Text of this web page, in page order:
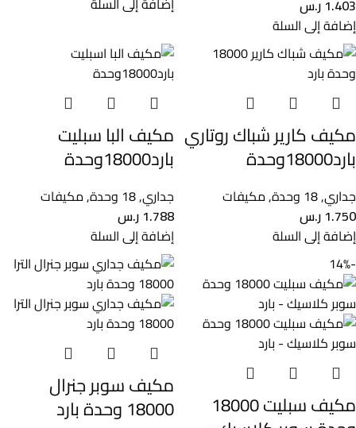
1.403 ر.س
إضافة إلى السلة
مكيف كارير شباك روتاري
بارد18000وحدة
جداري,18 وحدة ,مكيفات
1.750 ر.س
إضافة إلى السلة
مكيف البا سبليت
بارد18000وحدة
جداري,18 وحدة ,مكيفات
1.788 ر.س
إضافة إلى السلة
-14%
مكيف سبليت 18000
مكيف سوبر جنرال
18000 وحدة بارد